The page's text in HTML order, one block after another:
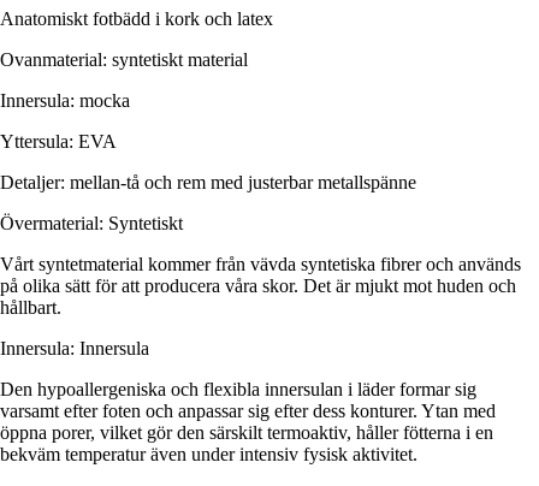
Anatomiskt fotbädd i kork och latex
Ovanmaterial: syntetiskt material
Innersula: mocka
Yttersula: EVA
Detaljer: mellan-tå och rem med justerbar metallspänne
Övermaterial: Syntetiskt
Vårt syntetmaterial kommer från vävda syntetiska fibrer och används
på olika sätt för att producera våra skor. Det är mjukt mot huden och
hållbart.
Innersula: Innersula
Den hypoallergeniska och flexibla innersulan i läder formar sig
varsamt efter foten och anpassar sig efter dess konturer. Ytan med
öppna porer, vilket gör den särskilt termoaktiv, håller fötterna i en
bekväm temperatur även under intensiv fysisk aktivitet.